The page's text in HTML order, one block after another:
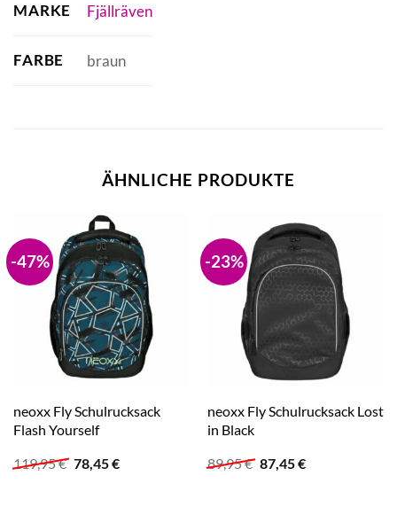
MARKE Fjällräven
FARBE braun
ÄHNLICHE PRODUKTE
-47%
neoxx Fly Schulrucksack
Flash Yourself
119,95€ Ursprünglicher
Preis
78,45€Aktueller
-23%
neoxx Fly Schulrucksack Lost
in Black
89,95€ Ursprünglicher
Preis
87,45€Aktueller